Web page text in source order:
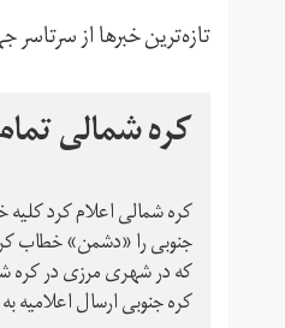
تازه‌ترین خبرها از سرتاسر
کره شمالی
کره شمالی اعلام کرد
جنوبی را «دشمن» خطاب
که در شهری مرزی در کره
کره جنوبی ارسال اعلامیه